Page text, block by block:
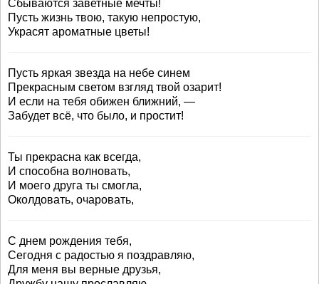
Сбываются заветные мечты!
Пусть жизнь твою, такую непростую,
Украсят ароматные цветы!
Пусть яркая звезда на небе синем
Прекрасным светом взгляд твой озарит!
И если на тебя обижен ближний, —
Забудет всё, что было, и простит!
Ты прекрасна как всегда,
И способна волновать,
И моего друга ты смогла,
Околдовать, очаровать,
С днем рождения тебя,
Сегодня с радостью я поздравляю,
Для меня вы верные друзья,